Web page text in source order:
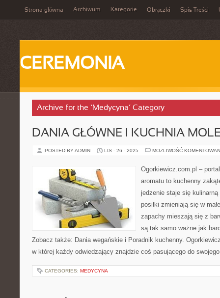
Strona główna Archiwum Kategorie Obrączki Spis Treści
CEREMONIA
Archive for the ‘Medycyna’ Category
DANIA GŁÓWNE I KUCHNIA
POSTED BY ADMIN LIS - 26 - 2025 MOŻLIWOŚĆ
Ogorkiewicz.com.pl –
aromatu to kuchenny
jedzenie staje się
posiłki zmieniają się w
zapachy mieszają się z
są tak samo ważne jak
Zobacz także: Dania wegańskie i Poradnik kuchenny.
w której każdy odwiedzający znajdzie coś pasującego do
CATEGORIES: MEDYCYNA